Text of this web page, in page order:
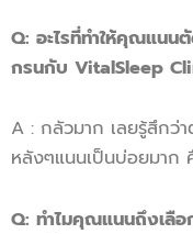
Q: อะไรที่ทำให้คุณแนน
กรนกับ VitalSleep
A : กลัวมาก เลยรู้สึกว่า
หลังๆแนนเป็นบ่อยมาก
Q: ทำไมคุณแนนถึงเลือ